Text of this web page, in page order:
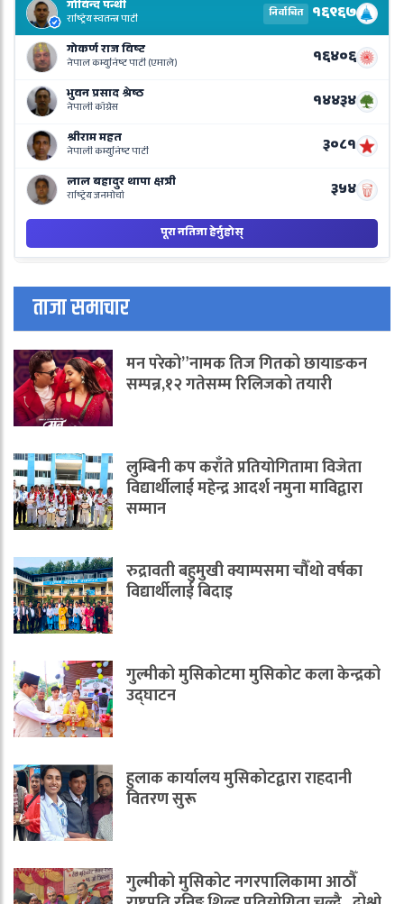
ताजा समाचार
मन परेको”नामक तिज गितको छायाङकन
सम्पन्न,१२ गतेसम्म रिलिजको तयारी
लुम्बिनी कप कराँते प्रतियोगितामा विजेता
विद्यार्थीलाई महेन्द्र आदर्श नमुना माविद्वारा
सम्मान
रुद्रावती बहुमुखी क्याम्पसमा चौँथो वर्षका
विद्यार्थीलाई बिदाइ
गुल्मीको मुसिकोटमा मुसिकोट कला केन्द्रको
उद्घाटन
हुलाक कार्यालय मुसिकोटद्वारा राहदानी
वितरण सुरू
गुल्मीको मुसिकोट नगरपालिकामा आठौँ